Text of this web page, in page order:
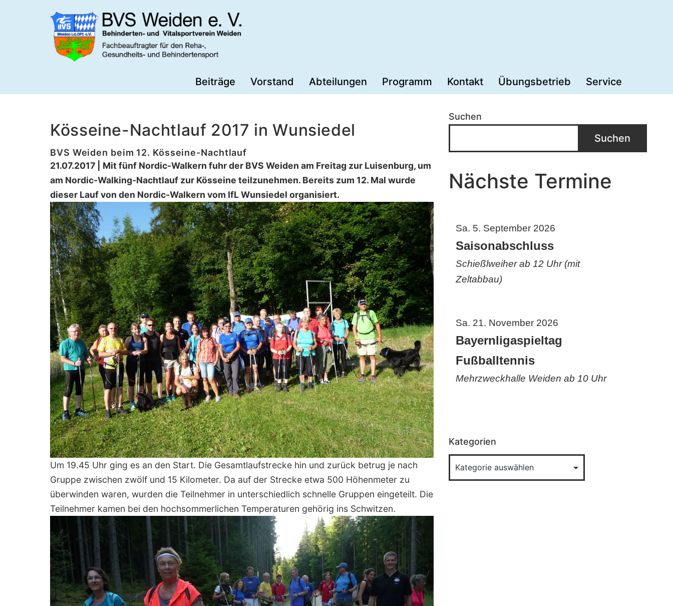
Beiträge Vorstand Abteilungen Programm Kontakt Übungsbetrieb Service
Kösseine-Nachtlauf 2017 in Wunsiedel
BVS Weiden beim 12. Kösseine-Nachtlauf
21.07.2017 | Mit fünf Nordic-Walkern fuhr der BVS Weiden am Freitag zur Luisenburg, um
am Nordic-Walking-Nachtlauf zur Kösseine teilzunehmen. Bereits zum 12. Mal wurde
dieser Lauf von den Nordic-Walkern vom IfL Wunsiedel organisiert.
Um 19.45 Uhr ging es an den Start. Die Gesamtlaufstrecke hin und zurück betrug je nach
Gruppe zwischen zwölf und 15 Kilometer. Da auf der Strecke etwa 500 Höhenmeter zu
überwinden waren, wurden die Teilnehmer in unterschiedlich schnelle Gruppen eingeteilt. Die
Teilnehmer kamen bei den hochsommerlichen Temperaturen gehörig ins Schwitzen.
Suchen
Suchen
Nächste Termine
Sa. 5. September 2026
Saisonabschluss
Schießlweiher ab 12 Uhr (mit
Zeltabbau)
Sa. 21. November 2026
Bayernligaspieltag
Fußballtennis
Mehrzweckhalle Weiden ab 10 Uhr
Kategorien